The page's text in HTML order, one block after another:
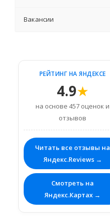
Вакансии
РЕЙТИНГ НА ЯНДЕКСЕ
4.9★
на основе 457 оценок и
отзывов
Читать все отзывы на
Яндекс.Reviews →
Смотреть на
Яндекс.Картах →